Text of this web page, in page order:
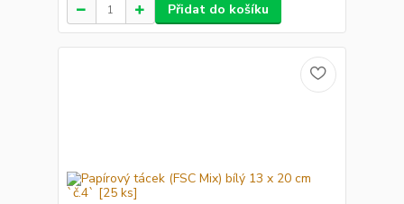
Přidat do košíku